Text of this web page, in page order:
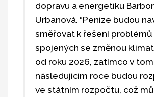
dopravu a energetiku
Urbanová. “Peníze budou
směřovat k řešení problémů
spojených se změnou
od roku 2026, zatímco v
následujícím roce budou
ve státním rozpočtu, což